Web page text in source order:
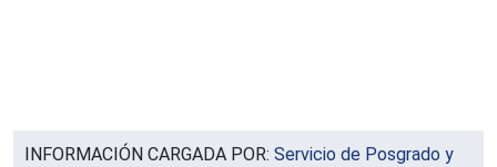
INFORMACIÓN CARGADA POR: Servicio de Posgrado y